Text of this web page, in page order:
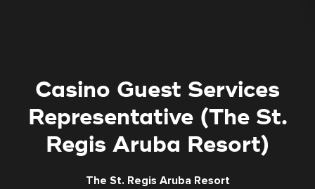
Casino Guest Services
Representative (The St.
Regis Aruba Resort)
The St. Regis Aruba Resort